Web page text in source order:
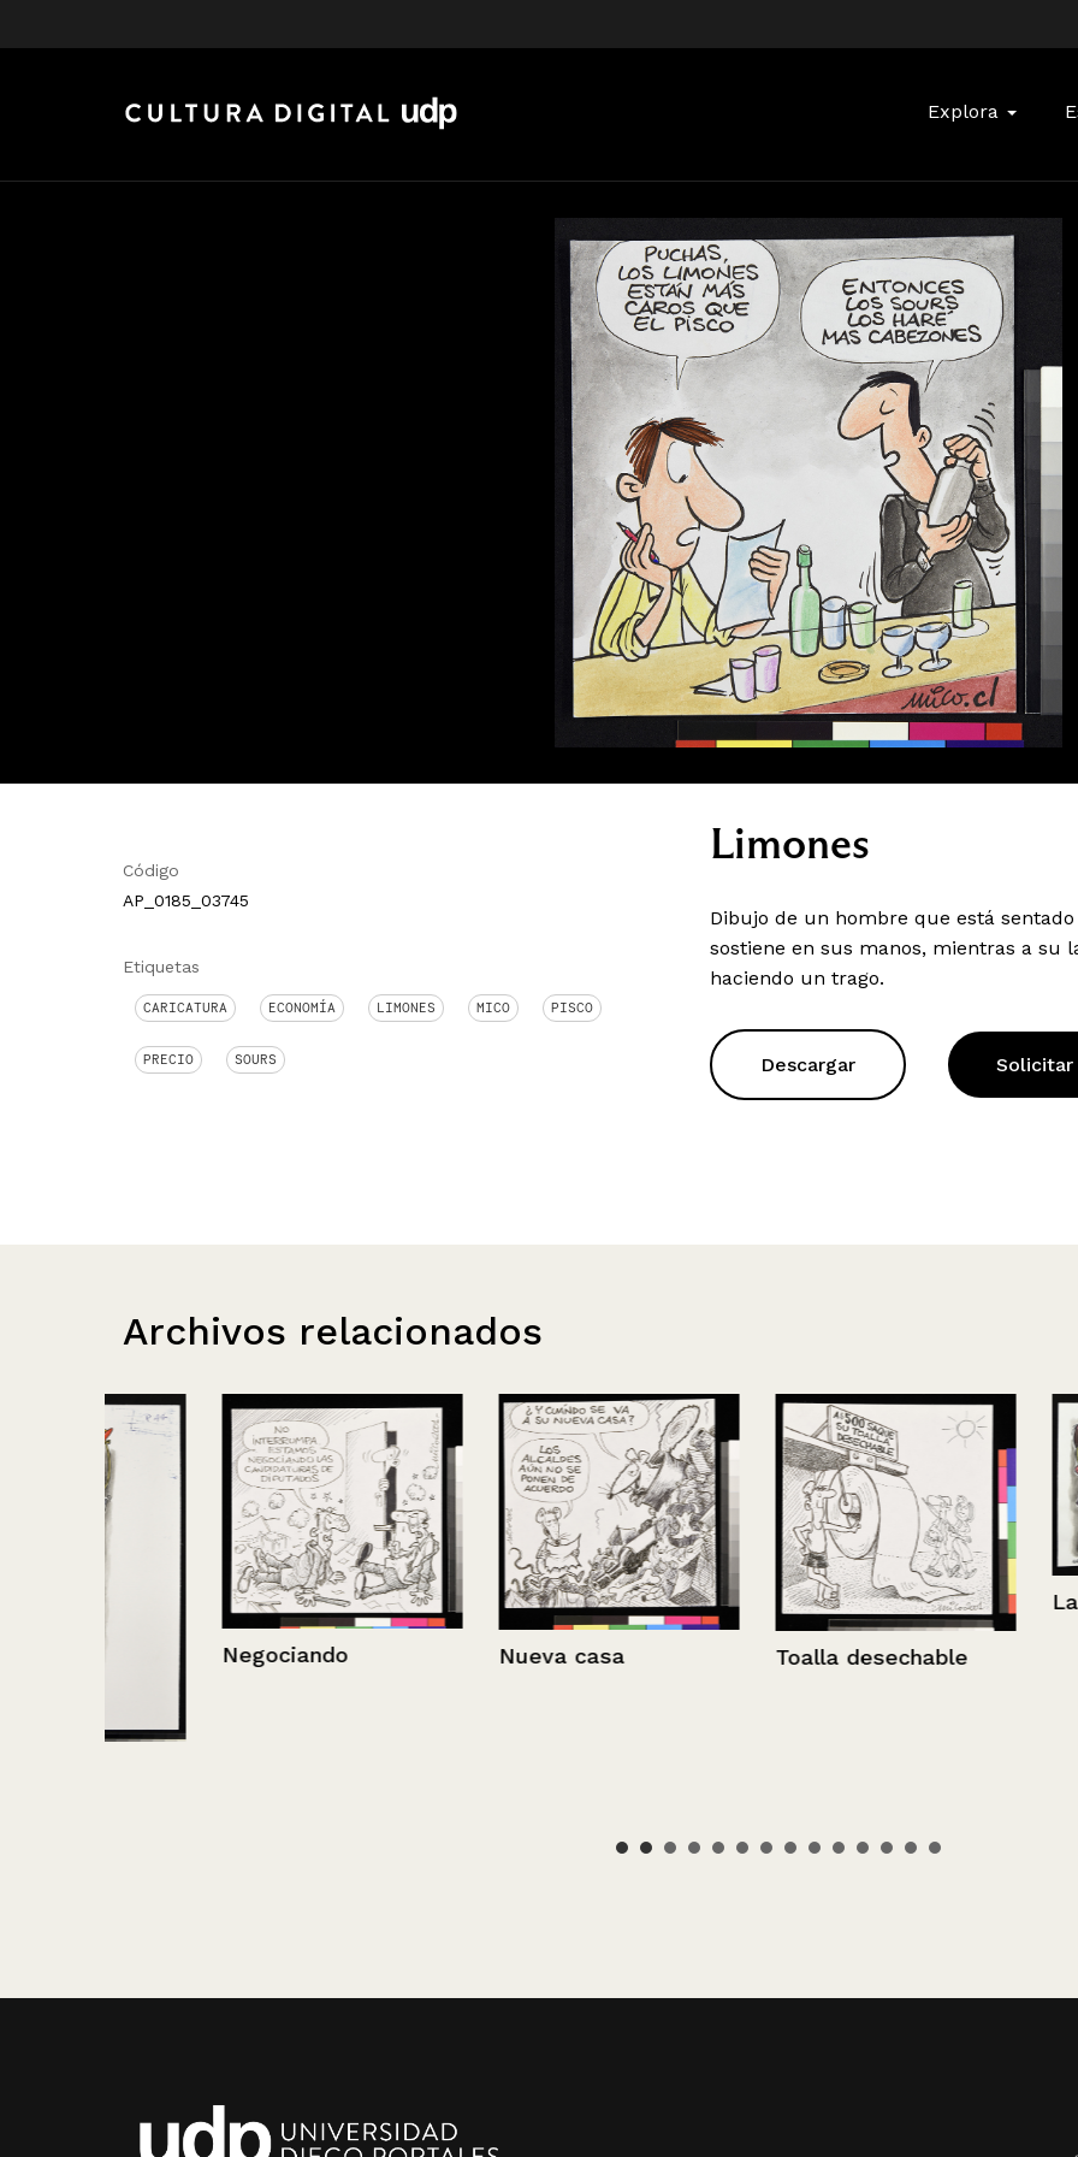
Explora
Código
AP_0185_03745
Etiquetas
CARICATURA ECONOMÍA LIMONES MICO PISCO
PRECIO SOURS
Limones
Dibujo de un hombre que está
sostiene en sus manos, mientras a su
haciendo un trago.
Descargar Solicitar
Archivos relacionados
Negociando Nueva casa Toalla desechable
Lacho